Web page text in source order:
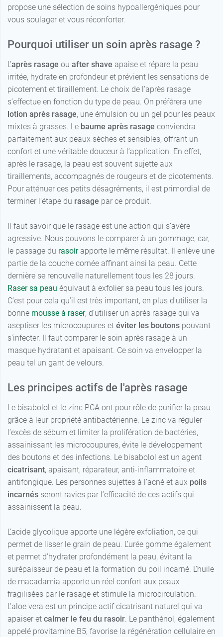
propose une sélection de soins hypoallergéniques pour
vous soulager et vous réconforter.
Pourquoi utiliser un soin après rasage ?
L’après rasage ou after shave apaise et répare la peau
irritée, hydrate en profondeur et prévient les sensations de
picotement et tiraillement. Le choix de l’après rasage
s’effectue en fonction du type de peau. On préférera une
lotion après rasage, une émulsion ou un gel pour les peaux
mixtes à grasses. Le baume après rasage conviendra
parfaitement aux peaux sèches et sensibles, offrant un
confort et une véritable douceur à l’application. En effet,
après le rasage, la peau est souvent sujette aux
tiraillements, accompagnés de rougeurs et de picotements.
Pour atténuer ces petits désagréments, il est primordial de
terminer l’étape du rasage par ce produit.
Il faut savoir que le rasage est une action qui s’avère
agressive. Nous pouvons le comparer à un gommage, car,
le passage du rasoirapporte le même résultat. Il enlève une
partie de la couche cornée affinant ainsi la peau. Cette
dernière se renouvelle naturellement tous les 28 jours.
Raser sa peau équivaut à exfolier sa peau tous les jours.
C’est pour cela qu’il est très important, en plus d'utiliser la
bonne mousse à raser, d’utiliser un après rasage qui va
aseptiser les microcoupures et éviter les boutons pouvant
s’infecter. Il faut comparer le soin après rasage à un
masque hydratant et apaisant. Ce soin va envelopper la
peau tel un gant de velours.
Les principes actifs de l'après rasage
Le bisabolol et le zinc PCA ont pour rôle de purifier la peau
grâce à leur propriété antibactérienne. Le zinc va réguler
l’excès de sébum et limiter la prolifération de bactéries,
assainissant les microcoupures, évite le développement
des boutons et des infections. Le bisabolol est un agent
cicatrisant, apaisant, réparateur, anti-inflammatoire et
antifongique. Les personnes sujettes à l’acné et aux poils
incarnés seront ravies par l’efficacité de ces actifs qui
assainissent la peau.
L’acide glycolique apporte une légère exfoliation, ce qui
permet de lisser le grain de peau. L’urée gomme également
et permet d’hydrater profondément la peau, évitant la
surépaisseur de peau et la formation du poil incarné. L’huile
de macadamia apporte un réel confort aux peaux
fragilisées par le rasage et stimule la microcirculation.
L’aloe vera est un principe actif cicatrisant naturel qui va
apaiser et calmer le feu du rasoir. Le panthénol, également
appelé provitamine B5, favorise la régénération cellulaire en